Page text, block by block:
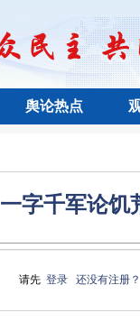
舆论热点
一字千军论饥
请先 登录 还没有注册？